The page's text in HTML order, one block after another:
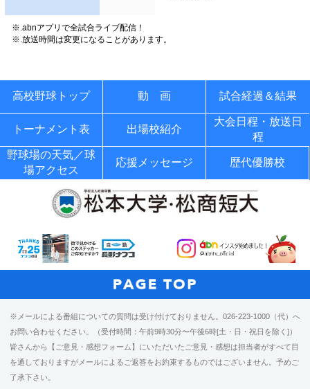
※.abnアプリで全試合ライブ配信！
※.放送時間は変更になることがあります。
高校野球トップ 動 画 試合経過＆結果
トーナメント表 出場校紹介
大会日程・放送日
程
野球場の天気／球
場アクセス
応援メッセージ 歴代優勝校
※メールによる番組についての質問は受け付けておりません。026-223-1000（代）へ
お問い合わせください。（受付時間：午前9時30分〜午後6時[土・日・祝日を除く]）
皆さんから【ご意見・感想フォーム】にいただいたご意見・感想は担当者がすべて目
を通しておりますがメールによるご返答をお約束するものではございません。予めご
了承下さい。